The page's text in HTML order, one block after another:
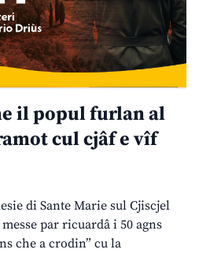
il popul furlan al
cul cjâf e vîf
di Sante Marie sul Cjiscjel
par ricuardâ i 50 agns
che a crodin” cu la